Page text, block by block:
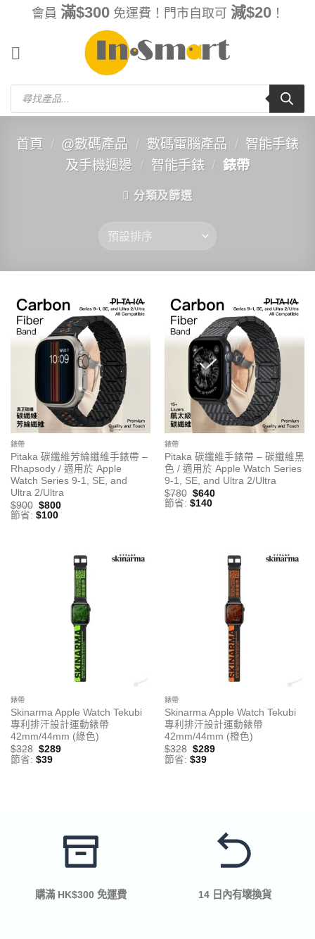
會員 滿$300免運費！門市自取可 減$20！
Products
search
首頁 / @數碼產品 / 數碼電腦產品 / 智能手錶
及手機週邊
/ 智能手錶 / 錶帶
分類及篩選
錶帶
Pitaka 碳纖維芳綸纖維手錶帶 –
Rhapsody / 適用於 Apple
Watch Series 9-1, SE, and
Ultra 2/Ultra
$900 $800
節省: $100
錶帶
Pitaka 碳纖維手錶帶 – 碳纖維黑
色 / 適用於 Apple Watch Series
9-1, SE, and Ultra 2/Ultra
$780 $640
節省: $140
錶帶
Skinarma Apple Watch Tekubi
專利排汗設計運動錶帶
42mm/44mm (綠色)
$328 $289
節省: $39
錶帶
Skinarma Apple Watch Tekubi
專利排汗設計運動錶帶
42mm/44mm (橙色)
$328 $289
節省: $39
購滿 HK$300 免運費 14 日內有壞換貨